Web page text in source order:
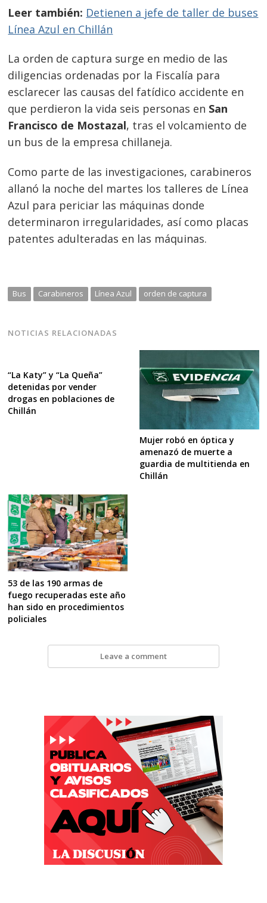
Leer también: Detienen a jefe de taller de buses
Línea Azul en Chillán
La orden de captura surge en medio de las
diligencias ordenadas por la Fiscalía para
esclarecer las causas del fatídico accidente en
que perdieron la vida seis personas en San
Francisco de Mostazal, tras el volcamiento de
un bus de la empresa chillaneja.
Como parte de las investigaciones, carabineros
allanó la noche del martes los talleres de Línea
Azul para periciar las máquinas donde
determinaron irregularidades, así como placas
patentes adulteradas en las máquinas.
Bus Carabineros Línea Azul orden de captura
NOTICIAS RELACIONADAS
“La Katy” y “La Queña”
detenidas por vender
drogas en poblaciones de
Chillán
Mujer robó en óptica y
amenazó de muerte a
guardia de multitienda en
Chillán
53 de las 190 armas de
fuego recuperadas este año
han sido en procedimientos
policiales
Leave a comment
entradas